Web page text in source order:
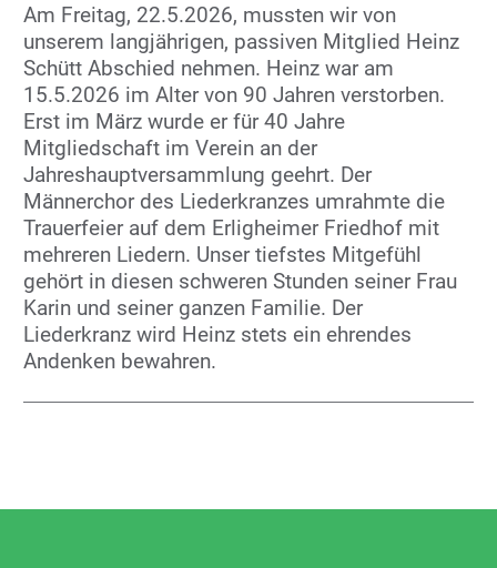
Am Freitag, 22.5.2026, mussten wir von
unserem langjährigen, passiven Mitglied Heinz
Schütt Abschied nehmen. Heinz war am
15.5.2026 im Alter von 90 Jahren verstorben.
Erst im März wurde er für 40 Jahre
Mitgliedschaft im Verein an der
Jahreshauptversammlung geehrt. Der
Männerchor des Liederkranzes umrahmte die
Trauerfeier auf dem Erligheimer Friedhof mit
mehreren Liedern. Unser tiefstes Mitgefühl
gehört in diesen schweren Stunden seiner Frau
Karin und seiner ganzen Familie. Der
Liederkranz wird Heinz stets ein ehrendes
Andenken bewahren.